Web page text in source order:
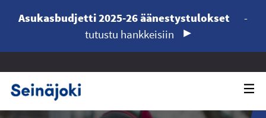
Asukasbudjetti 2025-26 äänestystulokset
-
tutustu hankkeisiin